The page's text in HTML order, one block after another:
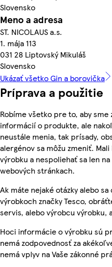
Slovensko
Meno a adresa
ST. NICOLAUS a.s.
1. mája 113
031 28 Liptovský Mikuláš
Slovensko
Ukázať všetko Gin a borovička
Príprava a použitie
Robíme všetko pre to, aby
informácií o produkte, ale
neustále menia, tak prísady,
alergénov sa môžu zmeniť.
výrobku a nespoliehať sa len
webových stránkach.
Ak máte nejaké otázky alebo
výrobkoch značky Tesco,
servis, alebo výrobcu výrobku,
Hoci informácie o výrobku sú
nemá zodpovednosť za
nemá vplyv na Vaše zákonné